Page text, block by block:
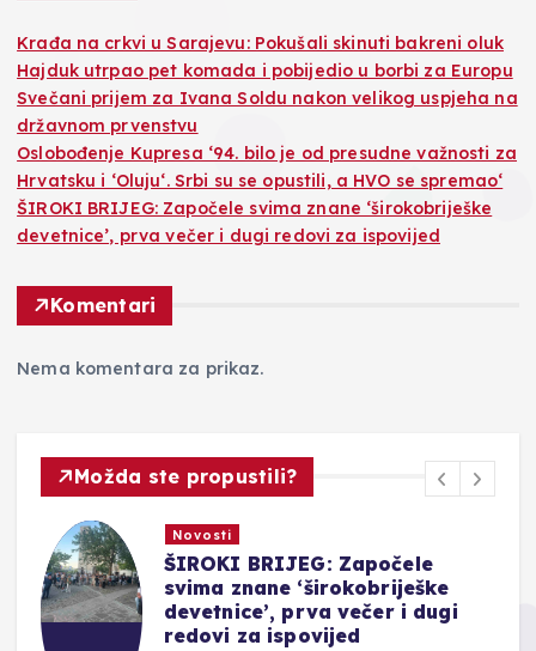
Krađa na crkvi u Sarajevu: Pokušali skinuti bakreni oluk
Hajduk utrpao pet komada i pobijedio u borbi za Europu
Svečani prijem za Ivana Soldu nakon velikog uspjeha na
državnom prvenstvu
Oslobođenje Kupresa ‘94. bilo je od presudne važnosti za
Hrvatsku i ‘Oluju‘. Srbi su se opustili, a HVO se spremao‘
ŠIROKI BRIJEG: Započele svima znane ‘širokobriješke
devetnice’, prva večer i dugi redovi za ispovijed
Komentari
Nema komentara za prikaz.
Možda ste propustili?
Novosti
ŠIROKI BRIJEG: Započele
svima znane ‘širokobriješke
devetnice’, prva večer i dugi
redovi za ispovijed